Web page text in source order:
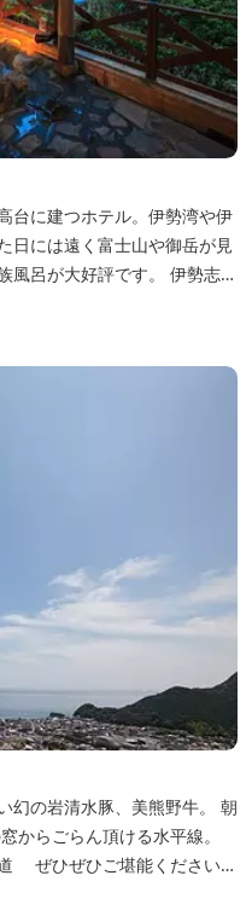
台に建つホテル。伊勢湾や伊
日には遠く富士山や御岳が見
風呂が大好評です。 伊勢志摩
自慢の人情味あふれる温泉
幻の岩清水豚、美熊野牛。 朝
からごらん頂ける水平線。